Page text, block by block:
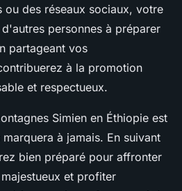
des réseaux sociaux, votre
personnes à préparer
partageant vos
à la promotion
et respectueux.
Simien en Éthiopie est
à jamais. En suivant
bien préparé pour affronter
et profiter